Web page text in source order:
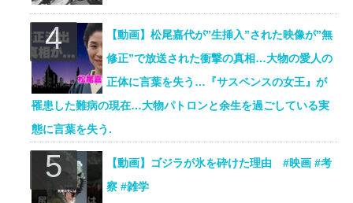
【動画】松尾嘉代が”生挿入”された映像が”無
修正”で放送された衝撃の真相…大物の愛人の
正体に言葉を失う…『サスペンスの女王』が
罹患した難病の現在…大物パトロンと余生を過ごしている実
態に言葉を失う.
【動画】ゴジラが氷を砕けた理由 #映画 #考
察 #雑学